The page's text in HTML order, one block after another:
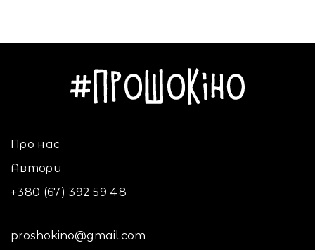
Про нас
Автори
+380 (67) 392 59 48
proshokino@gmail.com